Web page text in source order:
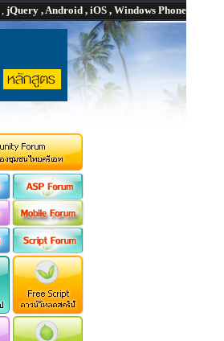
, jQuery , Android , iOS , Windows Phone